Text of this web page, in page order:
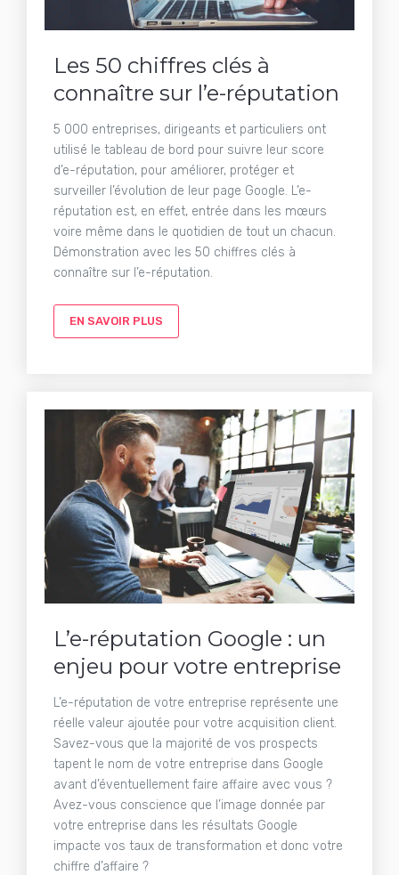
Les 50 chiffres clés à
connaître sur l’e-réputation
5 000 entreprises, dirigeants et particuliers ont
utilisé le tableau de bord pour suivre leur score
d’e-réputation, pour améliorer, protéger et
surveiller l’évolution de leur page Google. L’e-
réputation est, en effet, entrée dans les mœurs
voire même dans le quotidien de tout un chacun.
Démonstration avec les 50 chiffres clés à
connaître sur l’e-réputation.
EN SAVOIR PLUS
L’e-réputation Google : un
enjeu pour votre entreprise
L’e-réputation de votre entreprise représente une
réelle valeur ajoutée pour votre acquisition client.
Savez-vous que la majorité de vos prospects
tapent le nom de votre entreprise dans Google
avant d’éventuellement faire affaire avec vous ?
Avez-vous conscience que l’image donnée par
votre entreprise dans les résultats Google
impacte vos taux de transformation et donc votre
chiffre d’affaire ?